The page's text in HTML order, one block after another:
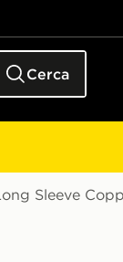
Cerca
Sleeve